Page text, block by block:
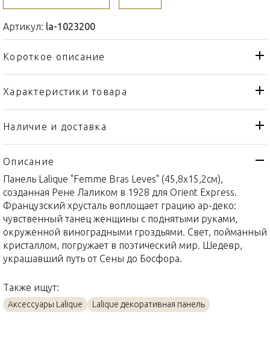
Артикул: la-1023200
Короткое описание
Характеристики товара
Тип товара
Декоративная панель
Бренд
Коллекция
Femme Bras Leves
Страна производителя
Материал
Хрусталь
Объем / Размер
45,8x15,2см
Наличие и доставка
Описание
Панель Lalique "Femme Bras Leves" (45,8x15,2см),
созданная Рене Лаликом в 1928 для Orient Express.
Французский хрусталь воплощает грацию ар-деко:
чувственный танец женщины с поднятыми руками,
окруженной виноградными гроздьями. Свет, пойманный
кристаллом, погружает в поэтический мир. Шедевр,
украшавший путь от Сены до Босфора.
Также ищут:
Аксессуары Lalique Lalique декоративная панель